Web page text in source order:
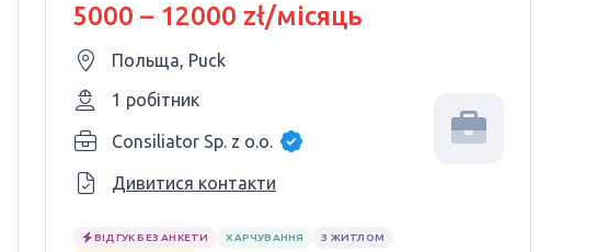
5000 – 12000 zł/місяць
Польща, Puck
1 робітник
Consiliator Sp. z o.o.
Дивитися контакти
ВІДГУК БЕЗ АНКЕТИ ХАРЧУВАННЯ
З ЖИТЛОМ